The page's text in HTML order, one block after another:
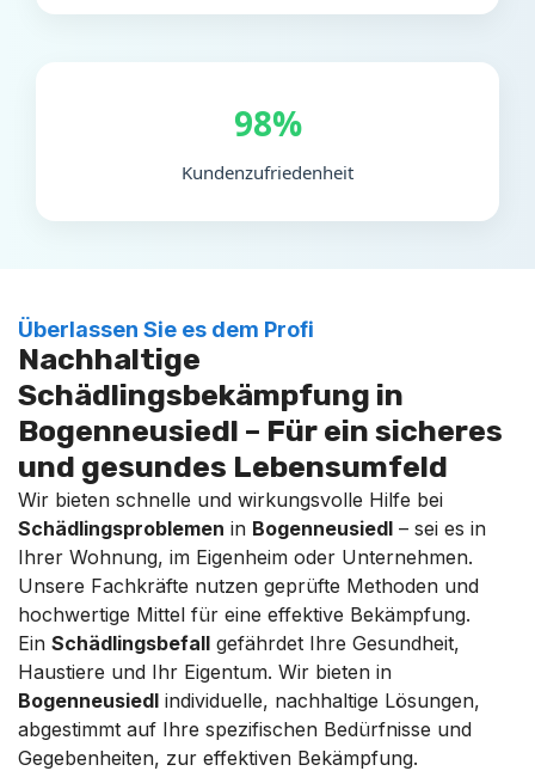
98%
Kundenzufriedenheit
Überlassen Sie es dem Profi
Nachhaltige
Schädlingsbekämpfung in
Bogenneusiedl – Für ein sicheres
und gesundes Lebensumfeld
Wir bieten schnelle und wirkungsvolle Hilfe bei
Schädlingsproblemen in Bogenneusiedl – sei es in
Ihrer Wohnung, im Eigenheim oder Unternehmen.
Unsere Fachkräfte nutzen geprüfte Methoden und
hochwertige Mittel für eine effektive Bekämpfung.
Ein Schädlingsbefall gefährdet Ihre Gesundheit,
Haustiere und Ihr Eigentum. Wir bieten in
Bogenneusiedl individuelle, nachhaltige Lösungen,
abgestimmt auf Ihre spezifischen Bedürfnisse und
Gegebenheiten, zur effektiven Bekämpfung.